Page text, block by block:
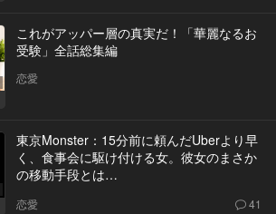
これがアッパー層の真実だ！「華麗なるお
受験」全話総集編
恋愛
東京Monster：15分前に頼んだUberより早
く、食事会に駆け付ける女。彼女のまさか
の移動手段とは…
恋愛 41